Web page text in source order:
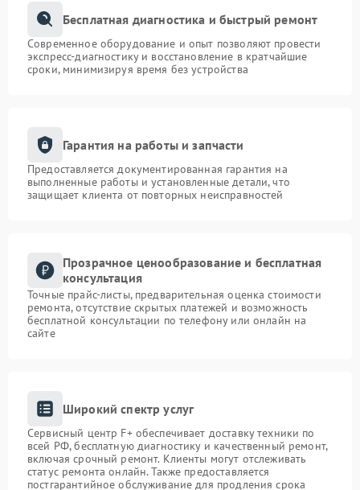
Бесплатная диагностика и быстрый ремонт
Современное оборудование и опыт позволяют провести
экспресс-диагностику и восстановление в кратчайшие
сроки, минимизируя время без устройства
Гарантия на работы и запчасти
Предоставляется документированная гарантия на
выполненные работы и установленные детали, что
защищает клиента от повторных неисправностей
Прозрачное ценообразование и бесплатная
консультация
Точные прайс-листы, предварительная оценка стоимости
ремонта, отсутствие скрытых платежей и возможность
бесплатной консультации по телефону или онлайн на
сайте
Широкий спектр услуг
Сервисный центр F+ обеспечивает доставку техники по
всей РФ, бесплатную диагностику и качественный ремонт,
включая срочный ремонт. Клиенты могут отслеживать
статус ремонта онлайн. Также предоставляется
постгарантийное обслуживание для продления срока